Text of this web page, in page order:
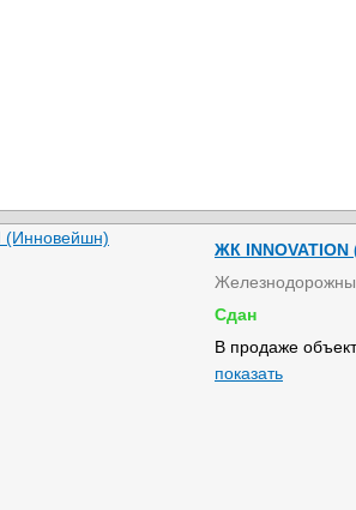
ЖК
Сдан
В продаже
показать